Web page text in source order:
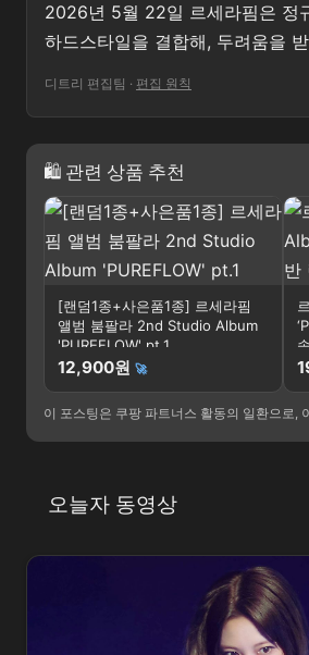
2026년 5월 22일 르세라핌은 정
하드스타일을 결합해, 두려움을
디트리 편집팀 · 편집 원칙
🛍 관련 상품 추천
[랜덤1종+사은품1종] 르세라핌
앨범 붐팔라 2nd Studio Album
'PUREFLOW' pt.1
12,900원 🚀
송
이 포스팅은 쿠팡 파트너스 활동의 일환으로,
오늘자 동영상